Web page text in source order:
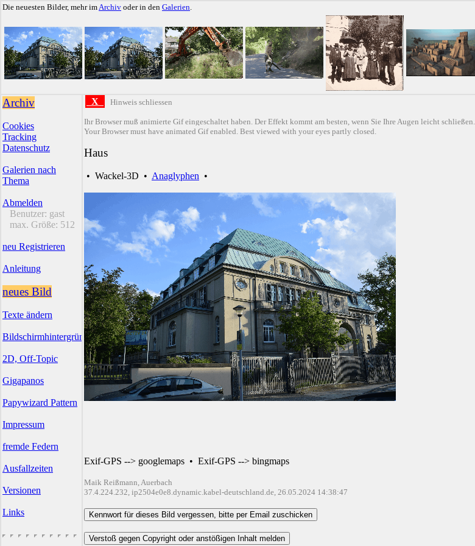
Die neuesten Bilder, mehr imArchiv oder in den Galerien.
Archiv
Cookies
Tracking
Datenschutz
Galerien nach
Thema
Abmelden
Benutzer: gast
max. Größe: 512
neu Registrieren
Anleitung
neues Bild
Texte ändern
Bildschirmhintergründe
2D, Off-Topic
Gigapanos
Papywizard Pattern
Impressum
fremde Federn
Ausfallzeiten
Versionen
Links
X Hinweis schliessen
Ihr Browser muß animierte Gif eingeschaltet haben. Der Effekt kommt am besten, wenn Sie Ihre Augen leicht schließen.
Your Browser must have animated Gif enabled. Best viewed with your eyes partly closed.
Haus
• Wackel-3D • Anaglyphen •
Exif-GPS --> googlemaps • Exif-GPS --> bingmaps
Maik Reißmann, Auerbach
37.4.224.232, ip2504e0e8.dynamic.kabel-deutschland.de, 26.05.2024 14:38:47